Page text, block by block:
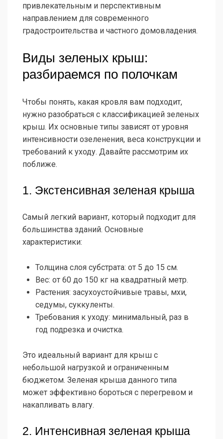
привлекательным и перспективным
направлением для современного
градостроительства и частного домовладения.
Виды зеленых крыш:
разбираемся по полочкам
Чтобы понять, какая кровля вам подходит,
нужно разобраться с классификацией зеленых
крыш. Их основные типы зависят от уровня
интенсивности озеленения, веса конструкции и
требований к уходу. Давайте рассмотрим их
поближе.
1. Экстенсивная зеленая крыша
Самый легкий вариант, который подходит для
большинства зданий. Основные
характеристики:
Толщина слоя субстрата: от 5 до 15 см.
Вес: от 60 до 150 кг на квадратный метр.
Растения: засухоустойчивые травы, мхи,
седумы, суккуленты.
Требования к уходу: минимальный, раз в
год подрезка и очистка.
Это идеальный вариант для крыш с
небольшой нагрузкой и ограниченным
бюджетом. Зеленая крыша данного типа
может эффективно бороться с перегревом и
накапливать влагу.
2. Интенсивная зеленая крыша